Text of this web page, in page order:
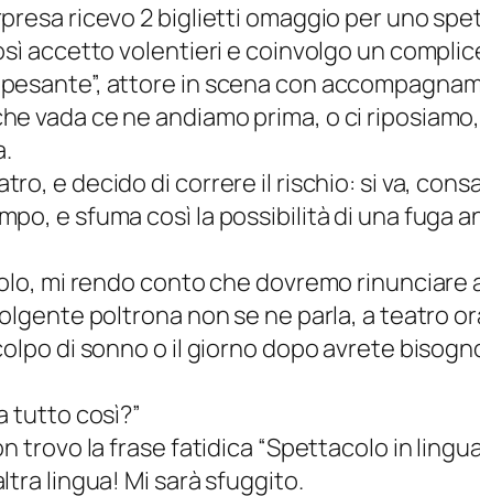
ricevo 2 biglietti omaggio per uno
accetto volentieri e coinvolgo un
attore in scena con
vada ce ne andiamo prima, o ci riposiamo,
e decido di correre il rischio: si va,
e sfuma così la possibilità di una fuga
mi rendo conto che dovremo rinunciare
poltrona non se ne parla, a teatro
di sonno o il giorno dopo avrete
tutto così?”
trovo la frase fatidica “Spettacolo in
lingua! Mi sarà sfuggito.